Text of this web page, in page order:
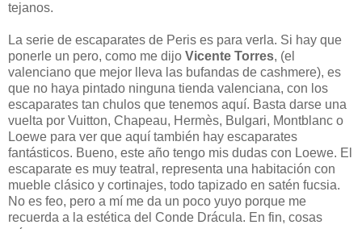
tejanos.
La serie de escaparates de Peris es para verla. Si hay que
ponerle un pero, como me dijo Vicente Torres, (el
valenciano que mejor lleva las bufandas de cashmere), es
que no haya pintado ninguna tienda valenciana, con los
escaparates tan chulos que tenemos aquí. Basta darse una
vuelta por Vuitton, Chapeau, Hermès, Bulgari, Montblanc o
Loewe para ver que aquí también hay escaparates
fantásticos. Bueno, este año tengo mis dudas con Loewe. El
escaparate es muy teatral, representa una habitación con
mueble clásico y cortinajes, todo tapizado en satén fucsia.
No es feo, pero a mí me da un poco yuyo porque me
recuerda a la estética del Conde Drácula. En fin, cosas